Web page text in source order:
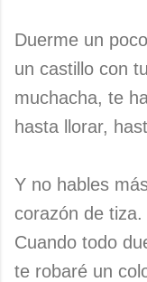
Duerme un
un castillo con
muchacha, te
hasta llorar,
Y no hables
corazón de tiza.
Cuando todo
te robaré un